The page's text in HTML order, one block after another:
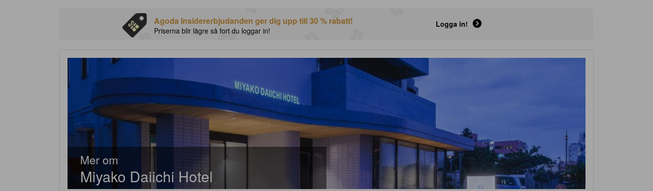
Agoda Insidererbjudanden ger dig upp till 30 % rabatt!
Priserna blir lägre så fort du loggar in!
Logga in!
Mer om
Miyako Daiichi Hotel